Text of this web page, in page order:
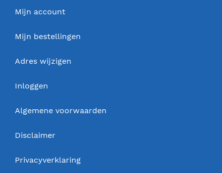
Mijn account
Mijn bestellingen
Adres wijzigen
Inloggen
Algemene voorwaarden
Disclaimer
Privacyverklaring